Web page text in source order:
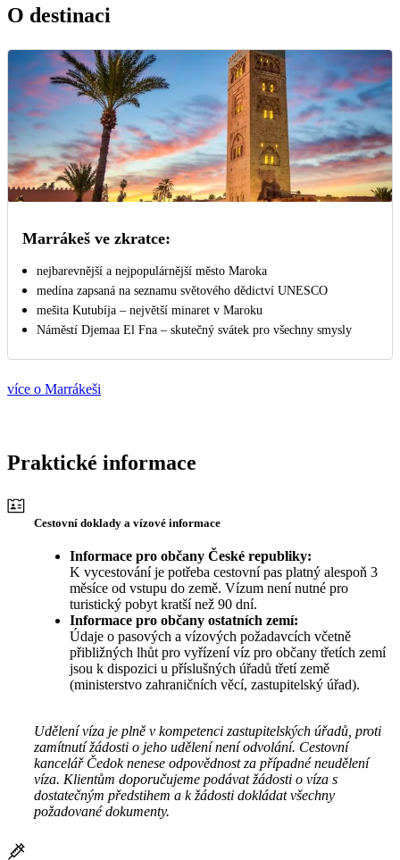
O destinaci
Marrákeš ve zkratce:
nejbarevnější a nejpopulárnější město Maroka
medína zapsaná na seznamu světového dědictví UNESCO
mešita Kutubíja – největší minaret v Maroku
Náměstí Djemaa El Fna – skutečný svátek pro všechny smysly
více o Marrákeši
Praktické informace
Cestovní doklady a vízové informace
Informace pro občany České republiky:
K vycestování je potřeba cestovní pas platný alespoň 3
měsíce od vstupu do země. Vízum není nutné pro
turistický pobyt kratší než 90 dní.
Informace pro občany ostatních zemí:
Údaje o pasových a vízových požadavcích včetně
přibližných lhůt pro vyřízení víz pro občany třetích zemí
jsou k dispozici u příslušných úřadů třetí země
(ministerstvo zahraničních věcí, zastupitelský úřad).
Udělení víza je plně v kompetenci zastupitelských úřadů, proti
zamítnutí žádosti o jeho udělení není odvolání. Cestovní
kancelář Čedok nenese odpovědnost za případné neudělení
víza. Klientům doporučujeme podávat žádosti o víza s
dostatečným předstihem a k žádosti dokládat všechny
požadované dokumenty.